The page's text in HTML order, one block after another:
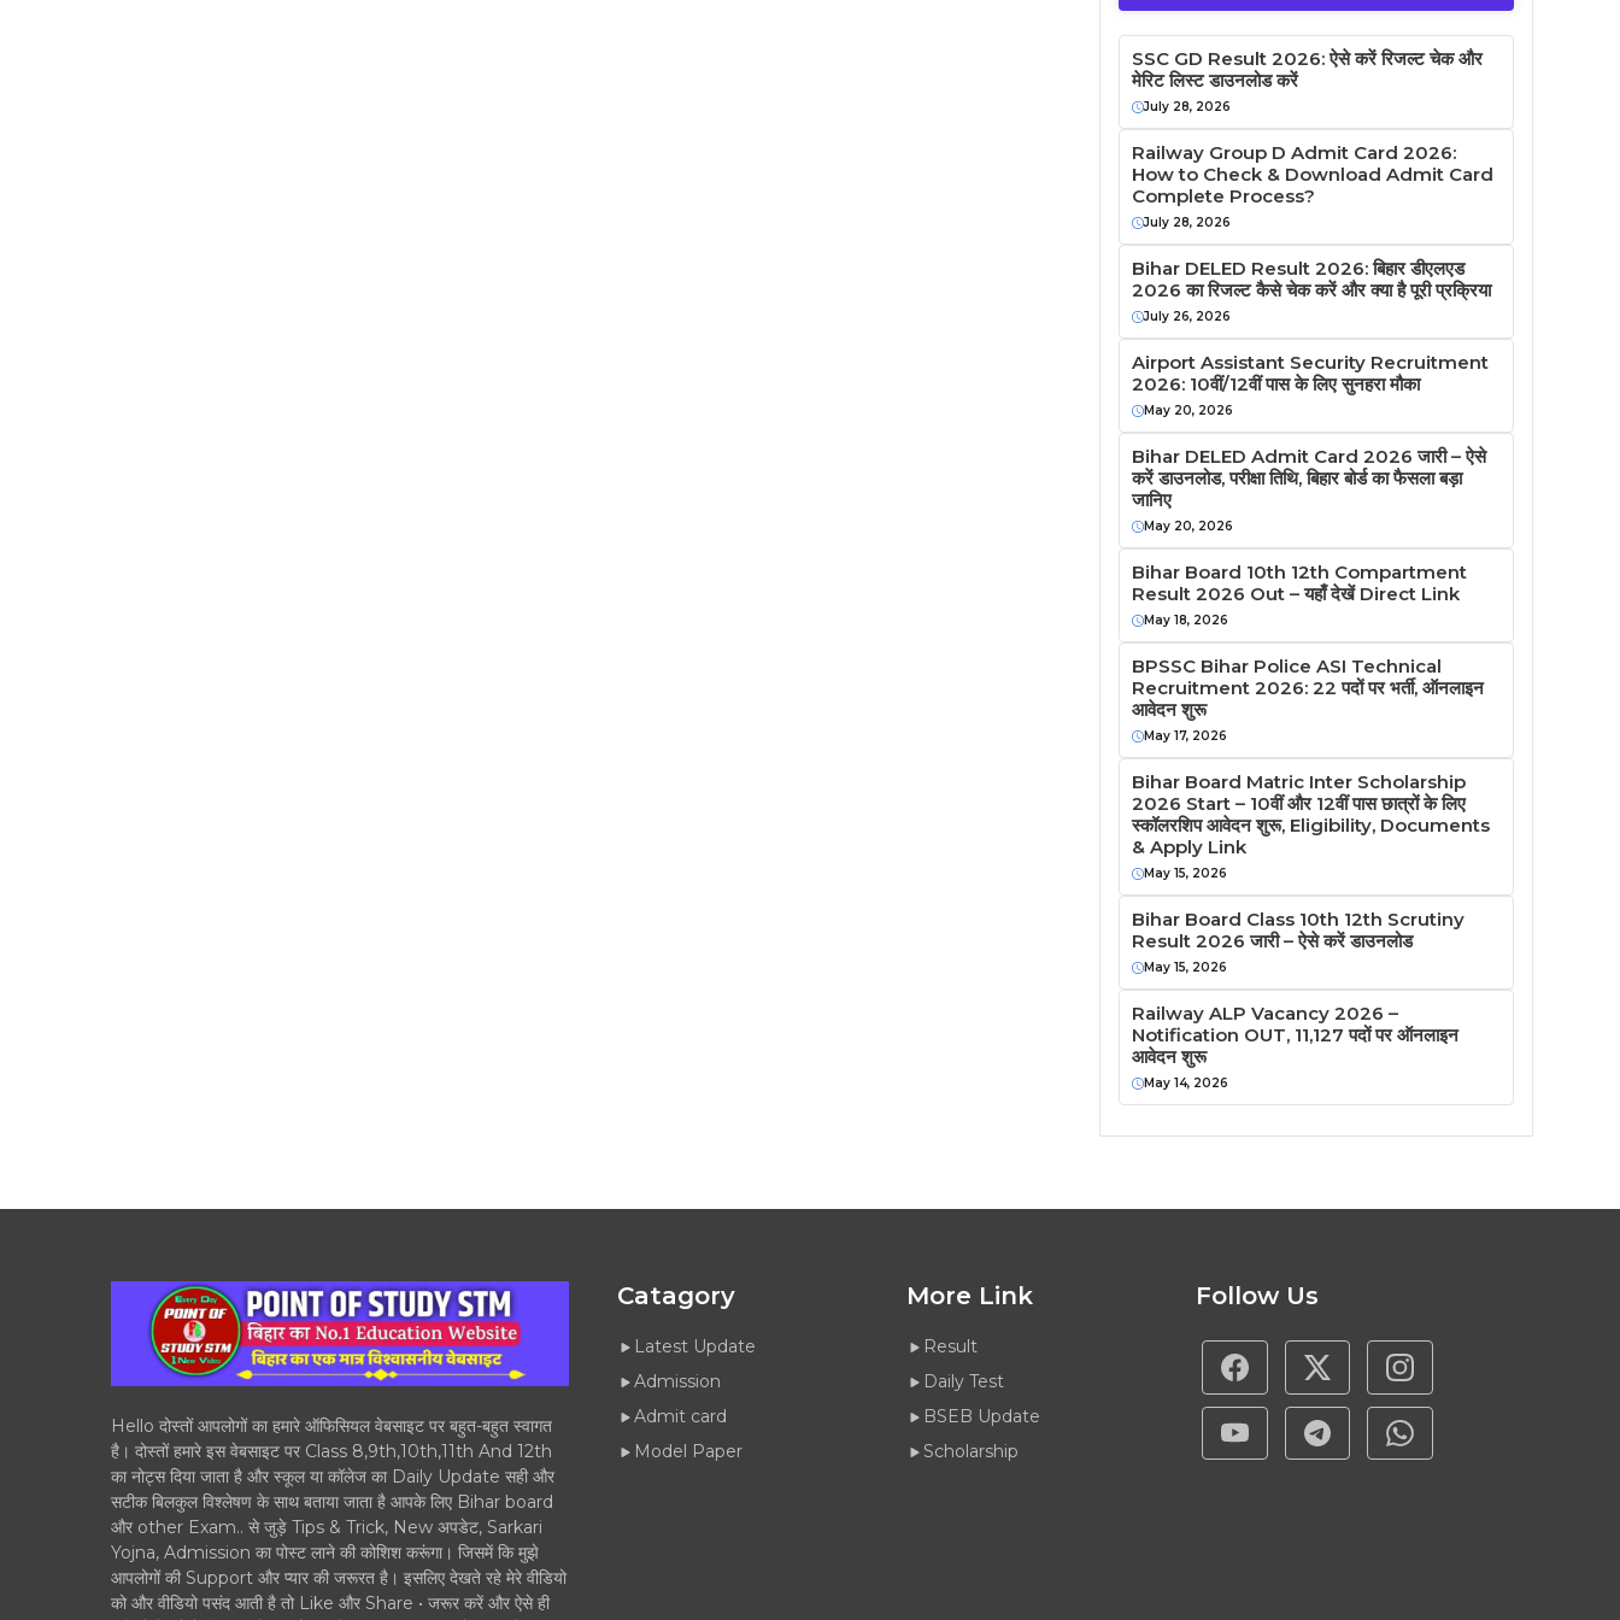
SSC GD Result 2026: ऐसे करें रिजल्ट चेक और
मेरिट लिस्ट डाउनलोड करें
July 28, 2026
Railway Group D Admit Card 2026:
How to Check & Download Admit Card
Complete Process?
July 28, 2026
Bihar DELED Result 2026: बिहार डीएलएड
2026 का रिजल्ट कैसे चेक करें और क्या है पूरी प्रक्रिया
July 26, 2026
Airport Assistant Security Recruitment
2026: 10वीं/12वीं पास के लिए सुनहरा मौका
May 20, 2026
Bihar DELED Admit Card 2026 जारी – ऐसे
करें डाउनलोड, परीक्षा तिथि, बिहार बोर्ड का फैसला बड़ा
जानिए
May 20, 2026
Bihar Board 10th 12th Compartment
Result 2026 Out – यहाँ देखें Direct Link
May 18, 2026
BPSSC Bihar Police ASI Technical
Recruitment 2026: 22 पदों पर भर्ती, ऑनलाइन
आवेदन शुरू
May 17, 2026
Bihar Board Matric Inter Scholarship
2026 Start – 10वीं और 12वीं पास छात्रों के लिए
स्कॉलरशिप आवेदन शुरू, Eligibility, Documents
& Apply Link
May 15, 2026
Bihar Board Class 10th 12th Scrutiny
Result 2026 जारी – ऐसे करें डाउनलोड
May 15, 2026
Railway ALP Vacancy 2026 –
Notification OUT, 11,127 पदों पर ऑनलाइन
आवेदन शुरू
May 14, 2026
Hello दोस्तों आपलोगों का हमारे ऑफिसियल वेबसाइट पर बहुत-बहुत स्वागत
है। दोस्तों हमारे इस वेबसाइट पर Class 8,9th,10th,11th And 12th
का नोट्स दिया जाता है और स्कूल या कॉलेज का Daily Update सही और
सटीक बिलकुल विश्लेषण के साथ बताया जाता है आपके लिए Bihar board
और other Exam.. से जुड़े Tips & Trick, New अपडेट, Sarkari
Yojna, Admission का पोस्ट लाने की कोशिश करूंगा। जिसमें कि मुझे
आपलोगों की Support और प्यार की जरूरत है। इसलिए देखते रहे मेरे वीडियो
को और वीडियो पसंद आती है तो Like और Share • जरूर करें और ऐसे ही
Catagory
Latest Update
Admission
Admit card
Model Paper
More Link
Result
Daily Test
BSEB Update
Scholarship
Follow Us